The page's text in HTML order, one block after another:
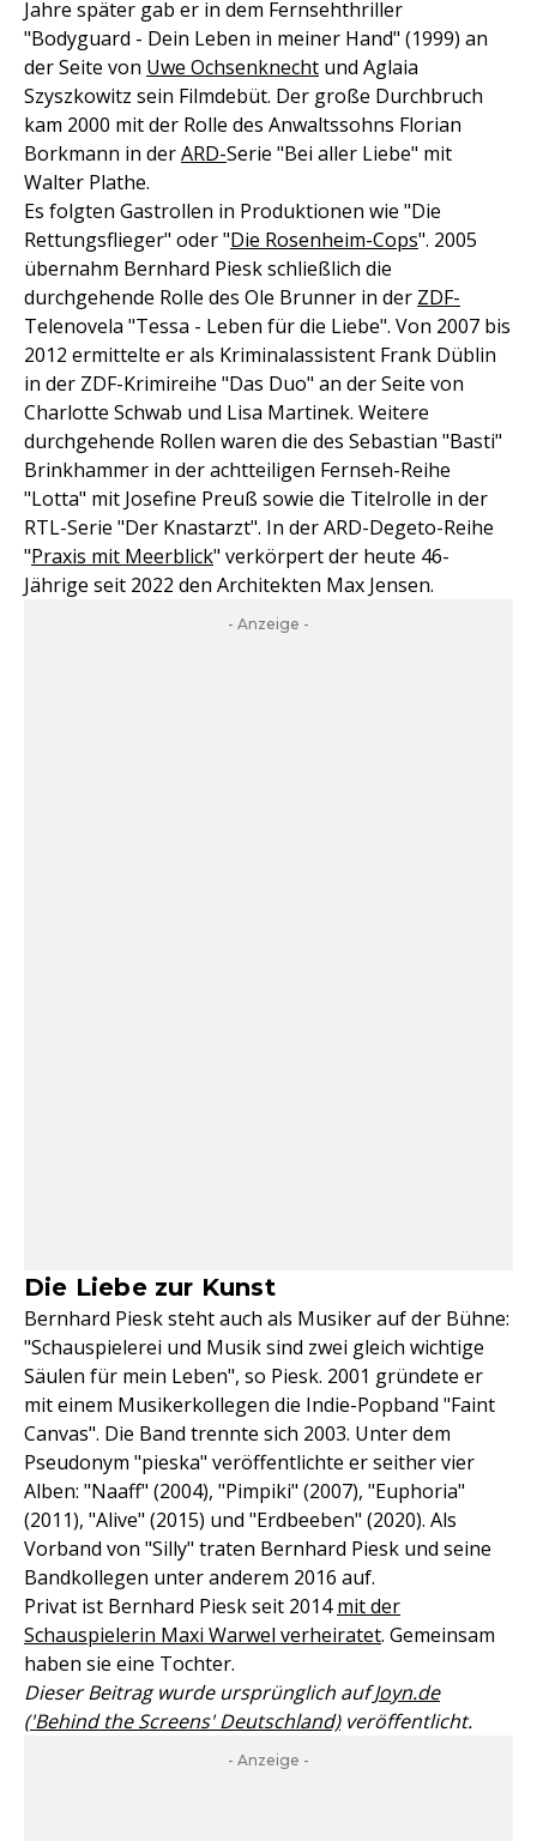
Jahre später gab er in dem Fernsehthriller
"Bodyguard - Dein Leben in meiner Hand" (1999) an
der Seite von Uwe Ochsenknecht und Aglaia
Szyszkowitz sein Filmdebüt. Der große Durchbruch
kam 2000 mit der Rolle des Anwaltssohns Florian
Borkmann in derARD-Serie "Bei aller Liebe" mit
Walter Plathe.
Es folgten Gastrollen in Produktionen wie "Die
Rettungsflieger" oder "Die Rosenheim-Cops". 2005
übernahm Bernhard Piesk schließlich die
durchgehende Rolle des Ole Brunner in der ZDF-
Telenovela "Tessa - Leben für die Liebe". Von 2007 bis
2012 ermittelte er als Kriminalassistent Frank Düblin
in der ZDF-Krimireihe "Das Duo" an der Seite von
Charlotte Schwab und Lisa Martinek. Weitere
durchgehende Rollen waren die des Sebastian "Basti"
Brinkhammer in der achtteiligen Fernseh-Reihe
"Lotta" mit Josefine Preuß sowie die Titelrolle in der
RTL-Serie "Der Knastarzt". In der ARD-Degeto-Reihe
"Praxis mit Meerblick" verkörpert der heute 46-
Jährige seit 2022 den Architekten Max Jensen.
- Anzeige -
Die Liebe zur Kunst
Bernhard Piesk steht auch als Musiker auf der Bühne:
"Schauspielerei und Musik sind zwei gleich wichtige
Säulen für mein Leben", so Piesk. 2001 gründete er
mit einem Musikerkollegen die Indie-Popband "Faint
Canvas". Die Band trennte sich 2003. Unter dem
Pseudonym "pieska" veröffentlichte er seither vier
Alben: "Naaff" (2004), "Pimpiki" (2007), "Euphoria"
(2011), "Alive" (2015) und "Erdbeeben" (2020). Als
Vorband von "Silly" traten Bernhard Piesk und seine
Bandkollegen unter anderem 2016 auf.
Privat ist Bernhard Piesk seit 2014mit der
Schauspielerin Maxi Warwel verheiratet. Gemeinsam
haben sie eine Tochter.
Dieser Beitrag wurde ursprünglich aufJoyn.de
('Behind the Screens' Deutschland)veröffentlicht.
- Anzeige -